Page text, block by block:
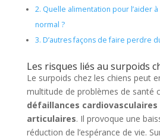
2. Quelle alimentation pour l’aider
normal ?
3. D’autres façons de faire perdre
Les risques liés au surpoids
Le surpoids chez les chiens peut
multitude de problèmes de santé
défaillances
articulaires. Il provoque une
réduction de l’espérance de vie.